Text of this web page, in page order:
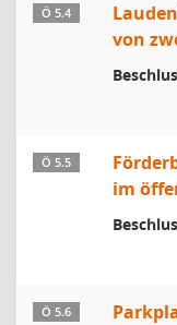
Ö 5.4
von
Ö 5.5
im
Ö 5.6